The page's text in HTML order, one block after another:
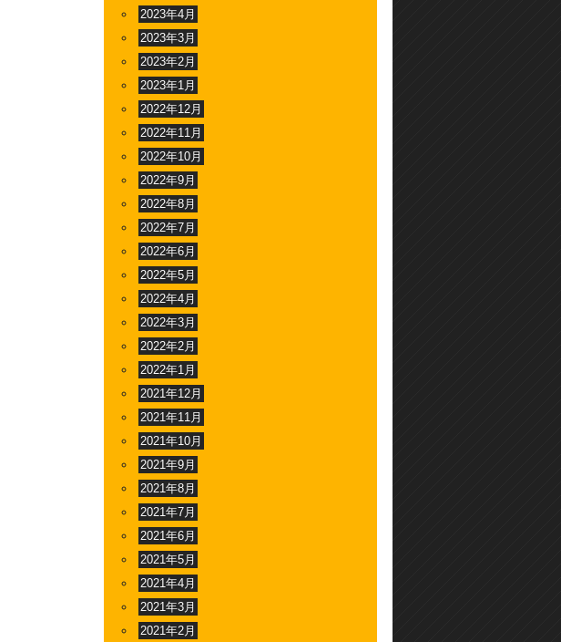
2023年4月
2023年3月
2023年2月
2023年1月
2022年12月
2022年11月
2022年10月
2022年9月
2022年8月
2022年7月
2022年6月
2022年5月
2022年4月
2022年3月
2022年2月
2022年1月
2021年12月
2021年11月
2021年10月
2021年9月
2021年8月
2021年7月
2021年6月
2021年5月
2021年4月
2021年3月
2021年2月